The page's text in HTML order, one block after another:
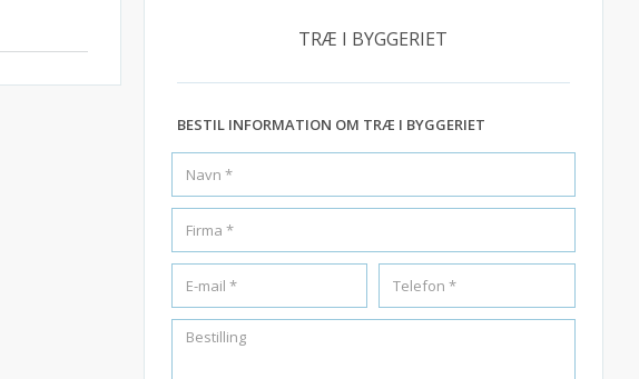
TRÆ I BYGGERIET
BESTIL INFORMATION OM TRÆ I BYGGERIET